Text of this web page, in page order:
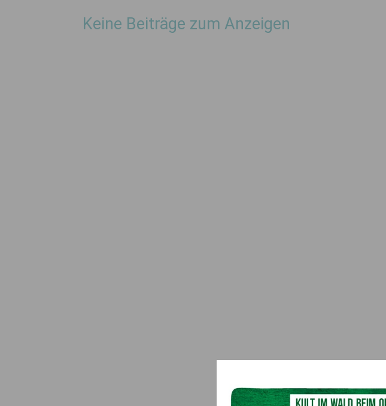
Keine Beiträge zum Anzeigen